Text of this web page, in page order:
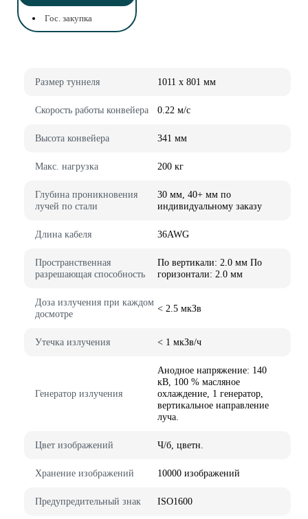
Гос. закупка
Размер туннеля 1011 x 801 мм
Скорость работы конвейера 0.22 м/с
Высота конвейера 341 мм
Макс. нагрузка 200 кг
Глубина проникновения
лучей по стали
30 мм, 40+ мм по
индивидуальному заказу
Длина кабеля 36AWG
Пространственная
разрешающая способность
По вертикали: 2.0 мм По
горизонтали: 2.0 мм
Доза излучения при каждом
досмотре
< 2.5 мкЗв
Утечка излучения < 1 мкЗв/ч
Генератор излучения
Анодное напряжение: 140
кВ, 100 % масляное
охлаждение, 1 генератор,
вертикальное направление
луча.
Цвет изображений Ч/б, цветн.
Хранение изображений 10000 изображений
Предупредительный знак ISO1600